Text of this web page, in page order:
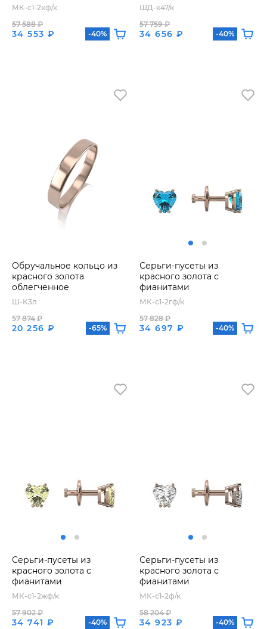
МК-с1-2кф/к
34 553 ₽
57 588 ₽
-40%
ШД-к47/к
34 656 ₽
57 759 ₽
-40%
Обручальное кольцо из
красного золота
облегченное
Ш-К3л
20 256 ₽
57 874 ₽
-65%
Серьги-пусеты из
красного золота с
фианитами
МК-с1-2гф/к
34 697 ₽
57 828 ₽
-40%
Серьги-пусеты из
красного золота с
фианитами
МК-с1-2жф/к
34 741 ₽
57 902 ₽
-40%
Серьги-пусеты из
красного золота с
фианитами
МК-с1-2ф/к
34 923 ₽
58 204 ₽
-40%